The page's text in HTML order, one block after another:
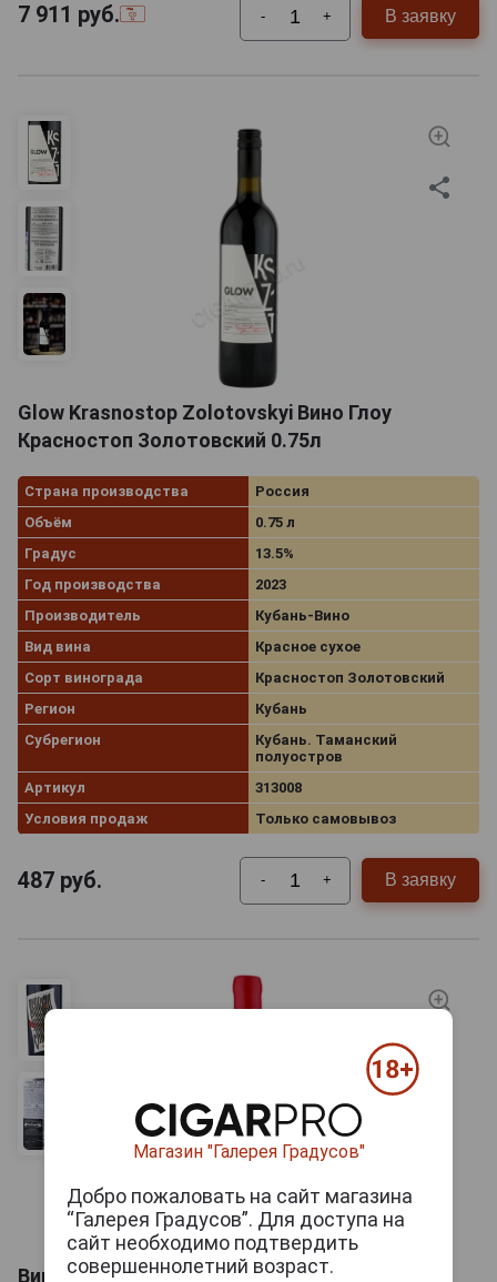
7 911 руб. - + В заявку
Glow Krasnostop Zolotovskyi Вино Глоу
Красностоп Золотовский 0.75л
Страна производства
Россия
Объём
0.75 л
Градус
13.5%
Год производства
2023
Производитель
Кубань-Вино
Вид вина
Красное сухое
Сорт винограда
Красностоп Золотовский
Регион
Кубань
Субрегион
Кубань. Таманский
полуостров
Артикул
313008
Условия продаж
Только самовывоз
487 руб. - + В заявку
Вино Покровское Нижняя Волга 0.75л
Магазин "Галерея Градусов"
Добро пожаловать на сайт магазина
“Галерея Градусов”. Для доступа на
сайт необходимо подтвердить
совершеннолетний возраст.